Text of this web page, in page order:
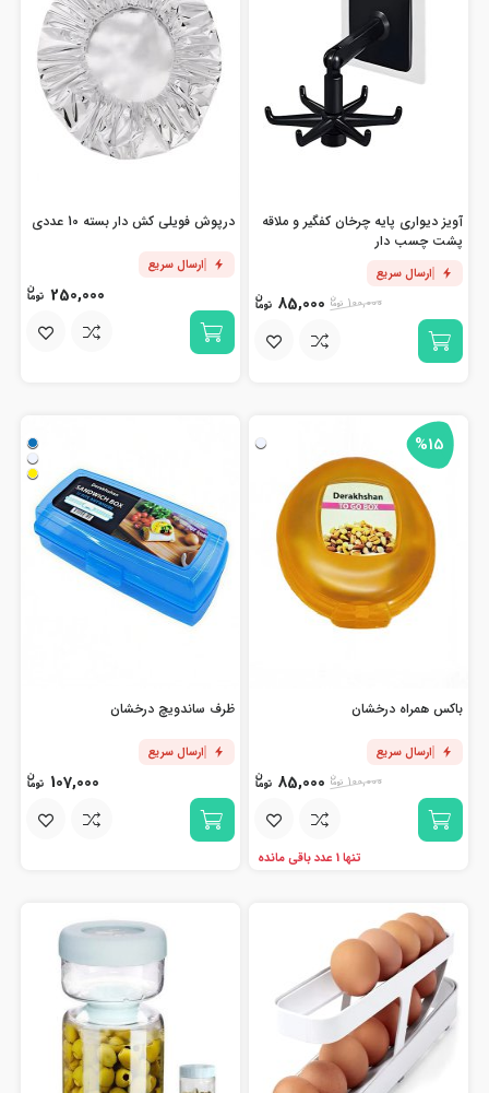
آویز دیواری پایه چرخان کفگیر و ملاقه
پشت چسب دار
ارسال سریع
100,000
85,000
درپوش فویلی کش دار بسته 10 عددی
ارسال سریع
250,000
%15
باکس همراه درخشان
ارسال سریع
100,000
85,000
تنها 1 عدد باقی مانده
ظرف ساندویچ درخشان
ارسال سریع
107,000